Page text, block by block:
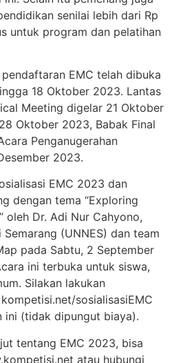
senilai lebih dari Rp
untuk program dan pelatihan
EMC telah dibuka
18 Oktober 2023. Lantas
Meeting digelar 21 Oktober
Oktober 2023, Babak Final
Penganugerahan
2023.
EMC 2023 dan
dengan tema “Exploring
oleh Dr. Adi Nur Cahyono,
(UNNES) dan team
pada Sabtu, 2 September
ini terbuka untuk siswa,
Silakan lakukan
sosialisasiEMC
ini (tidak dipungut biaya).
tentang EMC 2023, bisa
atau hubungi